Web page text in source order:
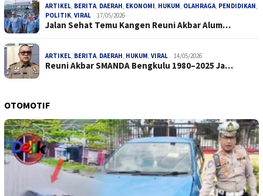
ARTIKEL, BERITA, DAERAH, EKONOMI, HUKUM, OLAHRAGA, PENDIDIKAN,
POLITIK, VIRAL 17/05/2026
Jalan Sehat Temu Kangen Reuni Akbar Alum…
ARTIKEL, BERITA, DAERAH, HUKUM, VIRAL 14/05/2026
Reuni Akbar SMANDA Bengkulu 1980–2025 Ja…
OTOMOTIF